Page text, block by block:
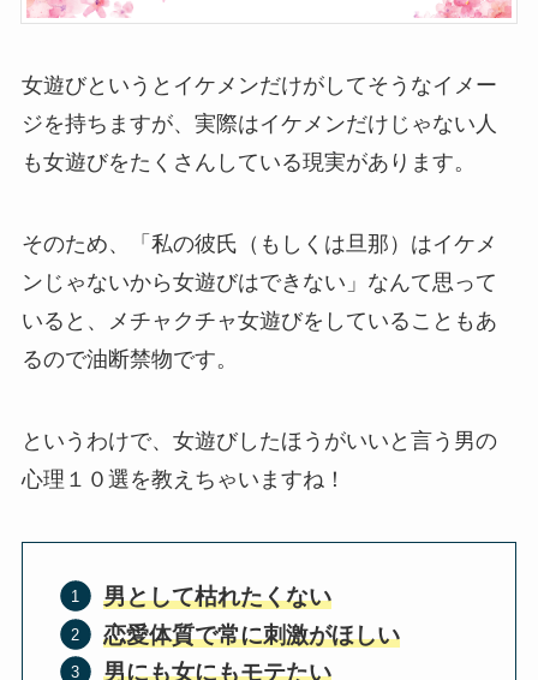
女遊びというとイケメンだけがしてそうなイメー
ジを持ちますが、実際はイケメンだけじゃない人
も女遊びをたくさんしている現実があります。
そのため、「私の彼氏（もしくは旦那）はイケメ
ンじゃないから女遊びはできない」なんて思って
いると、メチャクチャ女遊びをしていることもあ
るので油断禁物です。
というわけで、女遊びしたほうがいいと言う男の
心理１０選を教えちゃいますね！
男として枯れたくない
恋愛体質で常に刺激がほしい
男にも女にもモテたい